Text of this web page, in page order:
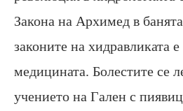
Закона на Архимед в
законите на хидравликата
медицината. Болестите се
учението на Гален с